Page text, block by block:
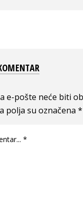
e-pošte neće biti
polja su označena*